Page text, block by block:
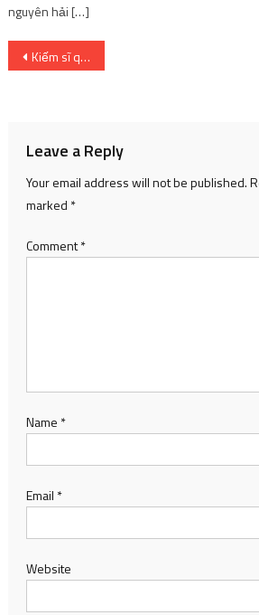
nguyên hải […]
Post
Kiếm sĩ quyết đoán và điêu luyện của Pi Mũ Rơm – truyện tranh
Leave a Reply
Your email address will not be published.
marked *
Comment*
Name *
Email *
Website